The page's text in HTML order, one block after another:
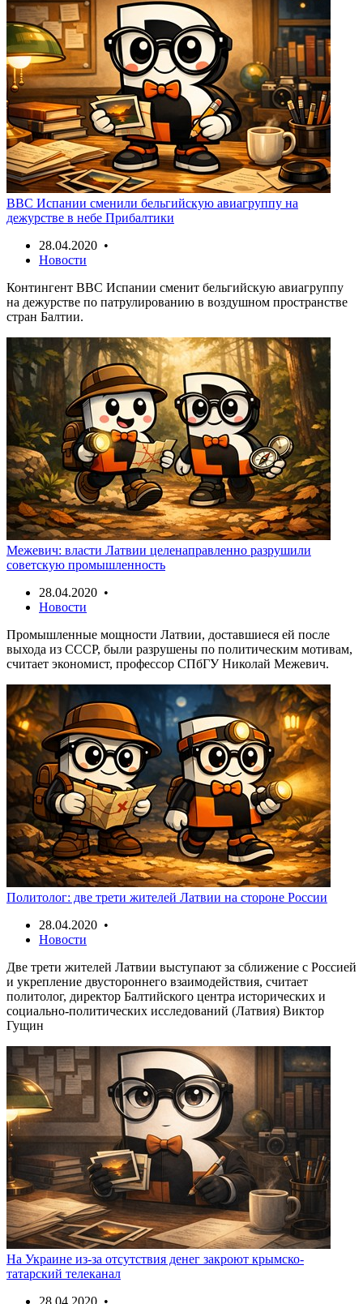
ВВС Испании сменили бельгийскую авиагруппу на
дежурстве в небе Прибалтики
28.04.2020 •
Новости
Контингент ВВС Испании сменит бельгийскую авиагруппу
на дежурстве по патрулированию в воздушном пространстве
стран Балтии.
Межевич: власти Латвии целенаправленно разрушили
советскую промышленность
28.04.2020 •
Новости
Промышленные мощности Латвии, доставшиеся ей после
выхода из СССР, были разрушены по политическим мотивам,
считает экономист, профессор СПбГУ Николай Межевич.
Политолог: две трети жителей Латвии на стороне России
28.04.2020 •
Новости
Две трети жителей Латвии выступают за сближение с Россией
и укрепление двустороннего взаимодействия, считает
политолог, директор Балтийского центра исторических и
социально-политических исследований (Латвия) Виктор
Гущин
На Украине из-за отсутствия денег закроют крымско-
татарский телеканал
28.04.2020 •